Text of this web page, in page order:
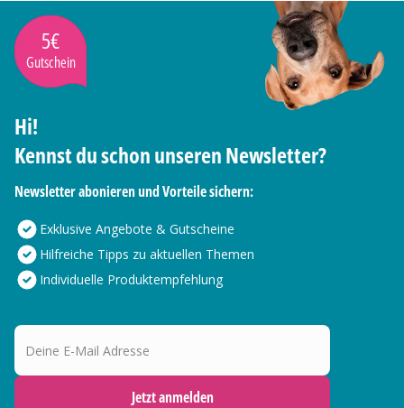
5€
Gutschein
Hi!
Kennst du schon unseren Newsletter?
Newsletter abonieren und Vorteile sichern:
Exklusive Angebote & Gutscheine
Hilfreiche Tipps zu aktuellen Themen
Individuelle Produktempfehlung
Deine E-Mail Adresse
Jetzt anmelden